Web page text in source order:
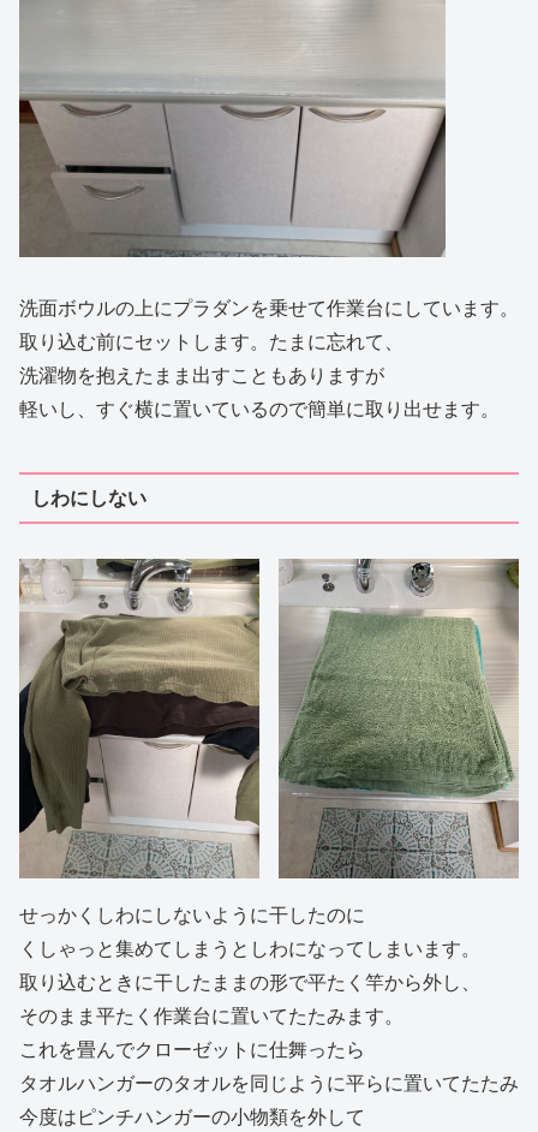
洗面ボウルの上にプラダンを乗せて作業台にしています。
取り込む前にセットします。たまに忘れて、
洗濯物を抱えたまま出すこともありますが
軽いし、すぐ横に置いているので簡単に取り出せます。
しわにしない
せっかくしわにしないように干したのに
くしゃっと集めてしまうとしわになってしまいます。
取り込むときに干したままの形で平たく竿から外し、
そのまま平たく作業台に置いてたたみます。
これを畳んでクローゼットに仕舞ったら
タオルハンガーのタオルを同じように平らに置いてたたみ
今度はピンチハンガーの小物類を外して